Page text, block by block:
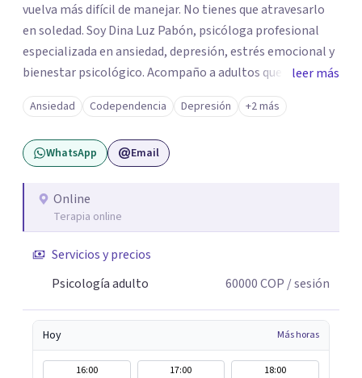
vuelva más difícil de manejar. No tienes que atravesarlo
en soledad. Soy Dina Luz Pabón, psicóloga profesional
especializada en ansiedad, depresión, estrés emocional y
bienestar psicológico. Acompaño a adultos que buscan
comprender lo que están viviendo, fortalecer su
autoestima y recuperar el equilibrio emocional a través
de un espacio terapéutico seguro, empático y libre de
juicios. Trabajo desde un enfoque basado en la Psicología
malestar, sino también a potenciar tus recursos
personales, desarrollar resiliencia y generar cambios
leer más
Ansiedad Codependencia Depresión +2 más
WhatsApp Email
Online
Terapia online
Servicios y precios
Psicología adulto
60000COP / sesión
Hoy Más horas
16:00 17:00
18:00